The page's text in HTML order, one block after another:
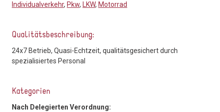
Individualverkehr, Pkw, LKW, Motorrad
Qualitätsbeschreibung:
24x7 Betrieb, Quasi-Echtzeit, qualitätsgesichert durch
spezialisiertes Personal
Kategorien
Nach Delegierten Verordnung: